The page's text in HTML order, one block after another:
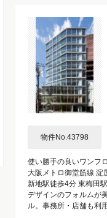
物件No.43798
使い勝手の良いワンフ
大阪メトロ御堂筋線 淀
新地駅徒歩4分 東梅田
デザインのフォルムが
ル。事務所・店舗も利